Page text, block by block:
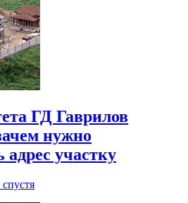
ГД Гаврилов
нужно
адрес участку
спустя